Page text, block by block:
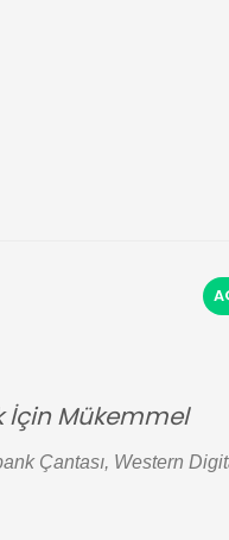
İçin Mükemmel
Çantası, Western